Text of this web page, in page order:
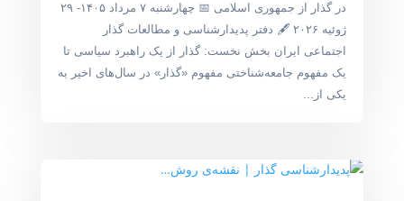
در گذار از جمهوری اسلامی 📅 چهارشنبه ۷ مرداد ۱۴۰۵- ۲۹
ژوئیه ۲۰۲۶ 🖋 دفتر پدیدارشناسی و مطالعات گذار
اجتماعی ایران بخش نخست: گذار از یک راهبرد سیاسی تا
یک مفهوم جامعه‌شناختی مفهوم «گذار» در سال‌های اخیر به
یکی از...